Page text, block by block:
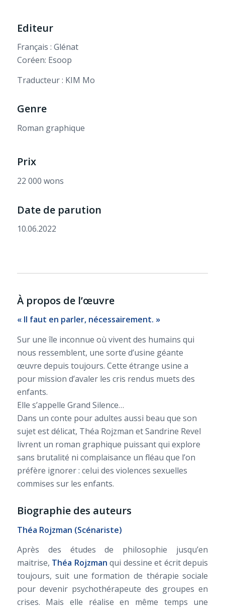
Editeur
Français : Glénat
Coréen: Esoop
Traducteur : KIM Mo
Genre
Roman graphique
Prix
22 000 wons
Date de parution
10.06.2022
À propos de l’œuvre
« Il faut en parler, nécessairement. »
Sur une île inconnue où vivent des humains qui
nous ressemblent, une sorte d’usine géante
œuvre depuis toujours. Cette étrange usine a
pour mission d’avaler les cris rendus muets des
enfants.
Elle s’appelle Grand Silence…
Dans un conte pour adultes aussi beau que son
sujet est délicat, Théa Rojzman et Sandrine Revel
livrent un roman graphique puissant qui explore
sans brutalité ni complaisance un fléau que l’on
préfère ignorer : celui des violences sexuelles
commises sur les enfants.
Biographie des auteurs
Théa Rojzman (Scénariste)
Après des études de philosophie jusqu’en
maitrise, Théa Rojzman qui dessine et écrit depuis
toujours, suit une formation de thérapie sociale
pour devenir psychothérapeute des groupes en
crises. Mais elle réalise en même temps une